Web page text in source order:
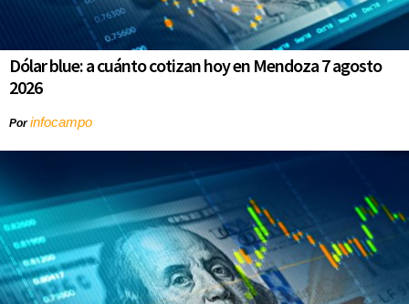
Dólar blue: a cuánto cotizan hoy en Mendoza 7 agosto
2026
Porinfocampo